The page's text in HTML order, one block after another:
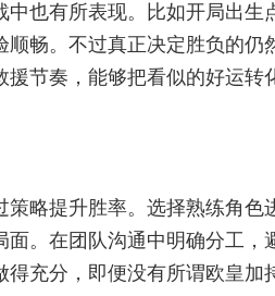
也有所表现。比如开局出生
畅。不过真正决定胜负的仍
节奏，能够把看似的好运转
略提升胜率。选择熟练角色
。在团队沟通中明确分工，
充分，即便没有所谓欧皇加